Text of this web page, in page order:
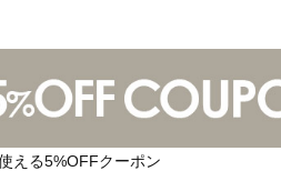
える5%OFFクーポン